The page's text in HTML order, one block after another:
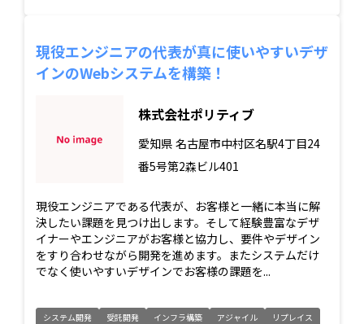
現役エンジニアの代表が真に使いやすいデザ
インのWebシステムを構築！
株式会社ポリティブ
愛知県 名古屋市中村区名駅4丁目24
番5号第2森ビル401
現役エンジニアである代表が、お客様と一緒に本当に解
決したい課題を見つけ出します。そして経験豊富なデザ
イナーやエンジニアがお客様と協力し、要件やデザイン
をすり合わせながら開発を進めます。またシステムだけ
でなく使いやすいデザインでお客様の課題を...
システム開発 受託開発 インフラ構築 アジャイル
リプレイス